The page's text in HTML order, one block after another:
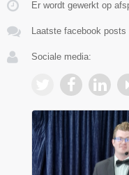
Er wordt gewerkt op
Laatste facebook posts
Sociale media: